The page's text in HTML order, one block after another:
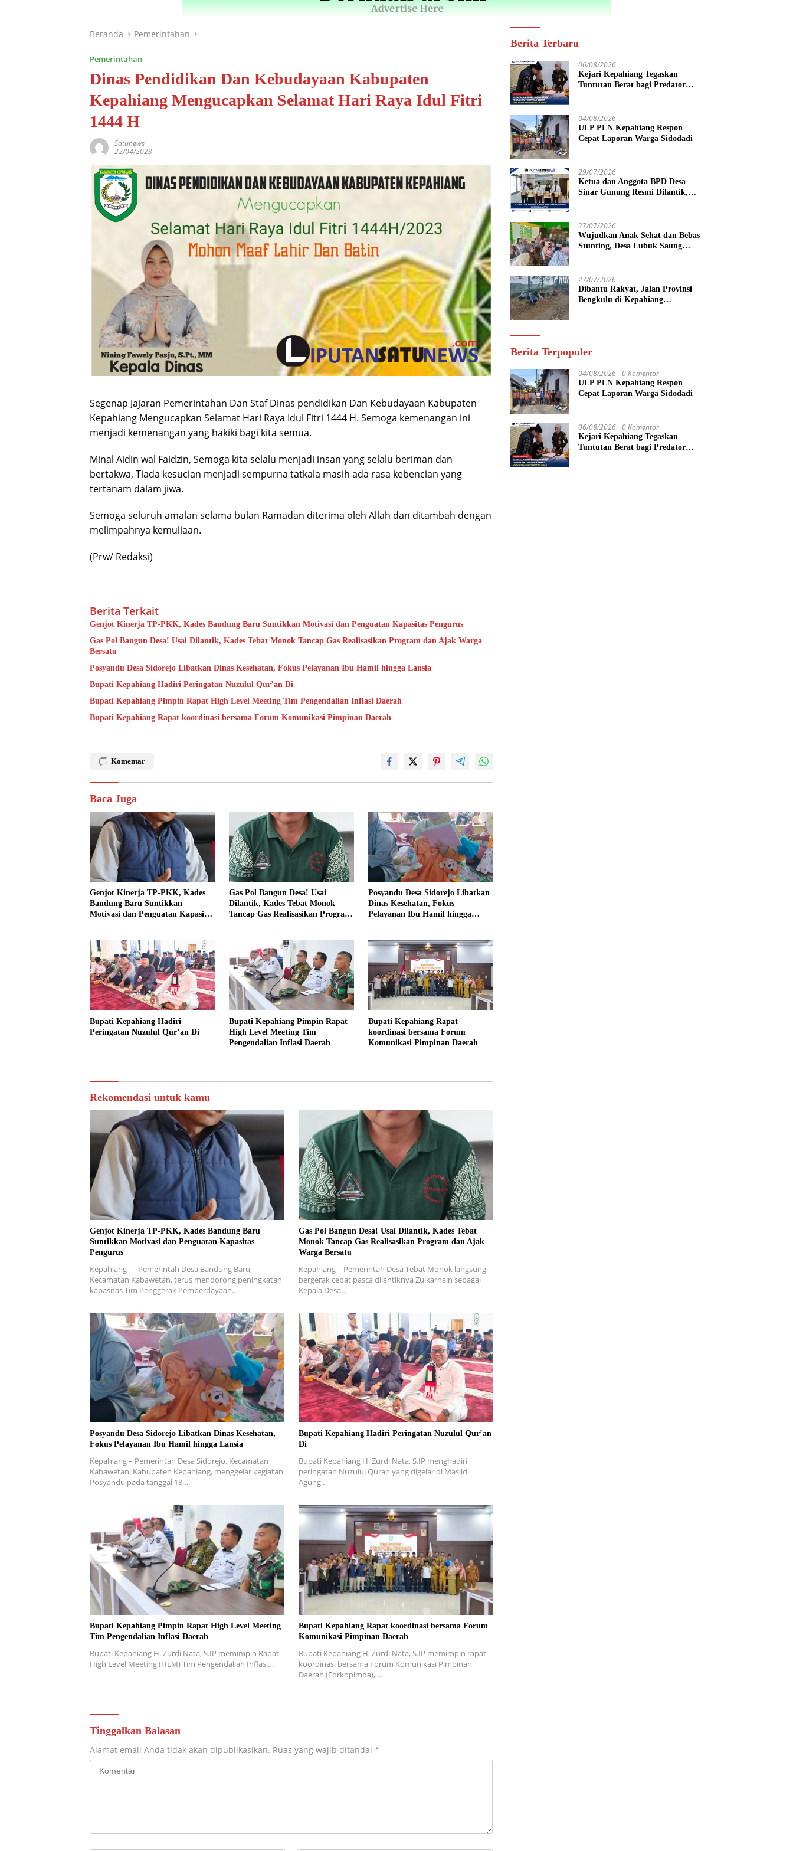
Beranda Pemerintahan
Pemerintahan
Dinas Pendidikan Dan Kebudayaan Kabupaten
Kepahiang Mengucapkan Selamat Hari Raya Idul Fitri
1444 H
Satunews
22/04/2023
Segenap Jajaran Pemerintahan Dan Staf Dinas pendidikan Dan Kebudayaan Kabupaten
Kepahiang Mengucapkan Selamat Hari Raya Idul Fitri 1444 H. Semoga kemenangan ini
menjadi kemenangan yang hakiki bagi kita semua.
Minal Aidin wal Faidzin, Semoga kita selalu menjadi insan yang selalu beriman dan
bertakwa, Tiada kesucian menjadi sempurna tatkala masih ada rasa kebencian yang
tertanam dalam jiwa.
Semoga seluruh amalan selama bulan Ramadan diterima oleh Allah dan ditambah dengan
melimpahnya kemuliaan.
(Prw/ Redaksi)
Berita Terkait
Genjot Kinerja TP-PKK, Kades Bandung Baru Suntikkan Motivasi dan Penguatan Kapasitas Pengurus
Gas Pol Bangun Desa! Usai Dilantik, Kades Tebat Monok Tancap Gas Realisasikan Program dan Ajak Warga
Bersatu
Posyandu Desa Sidorejo Libatkan Dinas Kesehatan, Fokus Pelayanan Ibu Hamil hingga Lansia
Bupati Kepahiang Hadiri Peringatan Nuzulul Qur’an Di
Bupati Kepahiang Pimpin Rapat High Level Meeting Tim Pengendalian Inflasi Daerah
Bupati Kepahiang Rapat koordinasi bersama Forum Komunikasi Pimpinan Daerah
Komentar
Baca Juga
Genjot Kinerja TP-PKK, Kades
Bandung Baru Suntikkan
Motivasi dan Penguatan Kapasitas
Gas Pol Bangun Desa! Usai
Dilantik, Kades Tebat Monok
Tancap Gas Realisasikan Program
Posyandu Desa Sidorejo Libatkan
Dinas Kesehatan, Fokus
Pelayanan Ibu Hamil hingga
Bupati Kepahiang Hadiri
Peringatan Nuzulul Qur’an Di
Bupati Kepahiang Pimpin Rapat
High Level Meeting Tim
Pengendalian Inflasi Daerah
Bupati Kepahiang Rapat
koordinasi bersama Forum
Komunikasi Pimpinan Daerah
Rekomendasi untuk kamu
Genjot Kinerja TP-PKK, Kades Bandung Baru
Suntikkan Motivasi dan Penguatan Kapasitas
Pengurus
Kepahiang — Pemerintah Desa Bandung Baru,
Kecamatan Kabawetan, terus mendorong peningkatan
kapasitas Tim Penggerak Pemberdayaan…
Gas Pol Bangun Desa! Usai Dilantik, Kades Tebat
Monok Tancap Gas Realisasikan Program dan Ajak
Warga Bersatu
Kepahiang – Pemerintah Desa Tebat Monok langsung
bergerak cepat pasca dilantiknya Zulkarnain sebagai
Kepala Desa…
Posyandu Desa Sidorejo Libatkan Dinas Kesehatan,
Fokus Pelayanan Ibu Hamil hingga Lansia
Kepahiang – Pemerintah Desa Sidorejo, Kecamatan
Kabawetan, Kabupaten Kepahiang, menggelar kegiatan
Posyandu pada tanggal 18…
Bupati Kepahiang Hadiri Peringatan Nuzulul Qur’an
Di
Bupati Kepahiang H. Zurdi Nata, S.IP menghadiri
peringatan Nuzulul Quran yang digelar di Masjid
Agung…
Bupati Kepahiang Pimpin Rapat High Level Meeting
Tim Pengendalian Inflasi Daerah
Bupati Kepahiang H. Zurdi Nata, S.IP memimpin Rapat
High Level Meeting (HLM) Tim Pengendalian Inflasi…
Bupati Kepahiang Rapat koordinasi bersama Forum
Komunikasi Pimpinan Daerah
Bupati Kepahiang H. Zurdi Nata, S.IP memimpin rapat
koordinasi bersama Forum Komunikasi Pimpinan
Daerah (Forkopimda),…
Tinggalkan Balasan
Alamat email Anda tidak akan dipublikasikan. Ruas yang wajib ditandai *
Berita Terbaru
06/08/2026
Kejari Kepahiang Tegaskan
Tuntutan Berat bagi Predator
Vonis Hakim 18 Tahun Penjara
04/08/2026
ULP PLN Kepahiang Respon
Cepat Laporan Warga Sidodadi
29/07/2026
Ketua dan Anggota BPD Desa
Sinar Gunung Resmi Dilantik,
27/07/2026
Wujudkan Anak Sehat dan Bebas
Stunting, Desa Lubuk Saung
27/07/2026
Dibantu Rakyat, Jalan Provinsi
Bengkulu di Kepahiang
Berita Terpopuler
04/08/2026 0 Komentar
ULP PLN Kepahiang Respon
Cepat Laporan Warga Sidodadi
06/08/2026 0 Komentar
Kejari Kepahiang Tegaskan
Tuntutan Berat bagi Predator